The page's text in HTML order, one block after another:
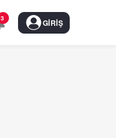
3 GIRIŞ